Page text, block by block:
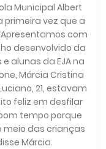
Municipal Albert
primeira vez que a
com
desenvolvido da
alunas da EJA na
Márcia Cristina
21, estavam
feliz em desfilar
tempo porque
meio das crianças
Márcia.